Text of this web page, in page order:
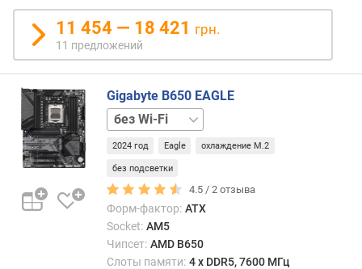
A
T
A
(
ш
т
)
M
.
р
а
11 454 — 18 421 грн.
11 предложений
Gigabyte B650 EAGLE
Wi-
Fi2024 год Eagle охлаждение M.2
без подсветки
4.5 /2 отзыва
Форм-фактор: ATX
Socket: AM5
Чипсет: AMD B650
Слоты памяти: 4 х DDR5, 7600 МГц